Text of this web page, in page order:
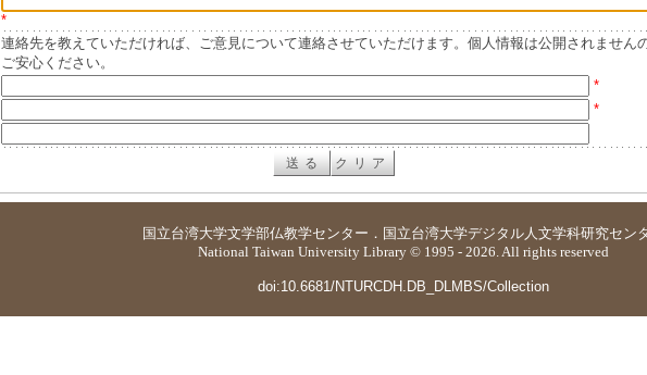
*
連絡先を教えていただければ、ご意見について連絡させていただけます。個人情報は公開されません
ご安心ください。
*
*
国立台湾大学文学部仏教学センター ． 国立台湾大学デジタル人文学科研究セン
National Taiwan University Library © 1995 - 2026. All rights reserved
doi:10.6681/NTURCDH.DB_DLMBS/Collection